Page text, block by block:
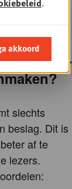
Gondola-
slechts
beslag. Dit is
af te
lezers.
.
akkoord